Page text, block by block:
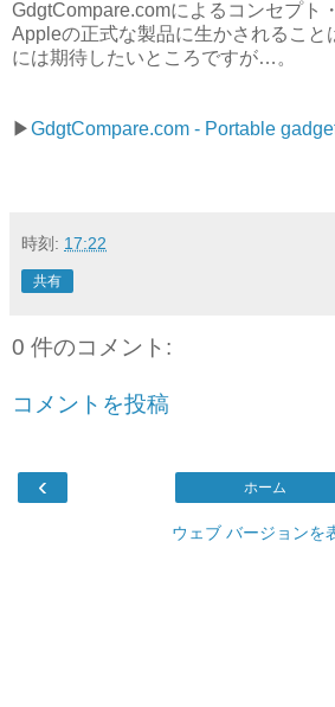
GdgtCompare.comによるコンセプト
Appleの正式な製品に生かされること
には期待したいところですが…。
▶︎GdgtCompare.com - Portable
時刻: 17:22
共有
0 件のコメント:
コメントを投稿
‹ ホーム
ウェブ バージョンを